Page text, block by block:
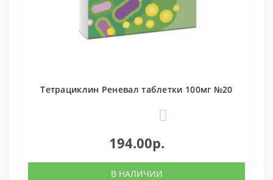
Тетрациклин Реневал таблетки 100мг №20
194.00р.
В НАЛИЧИИ